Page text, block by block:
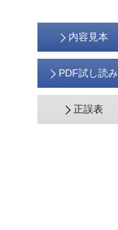
内容見本
PDF試し読み
正誤表